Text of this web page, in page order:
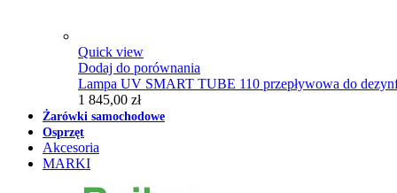
Quick view
Dodaj do porównania
Lampa UV SMART TUBE 110 przepływowa do
1 845,00 zł
Żarówki samochodowe
Osprzęt
Akcesoria
MARKI